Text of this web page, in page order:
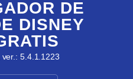
DE
DISNEY
5.4.1.1223